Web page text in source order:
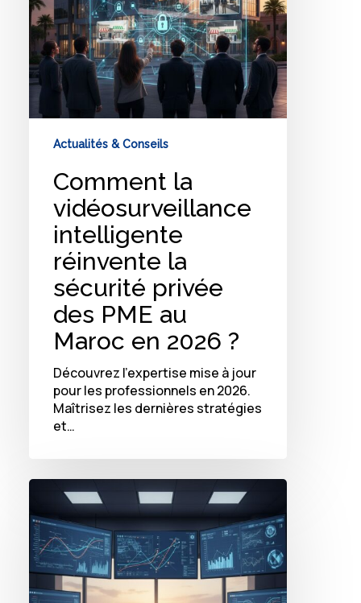
des
PME
au
Maroc
en
2026
?
Actualités & Conseils
Comment la
vidéosurveillance
intelligente
réinvente la
sécurité privée
des PME au
Maroc en 2026 ?
Découvrez l'expertise mise à jour
pour les professionnels en 2026.
Maîtrisez les dernières stratégies
et…
Optimisation
rondes
de
surveillance
au
Sénégal